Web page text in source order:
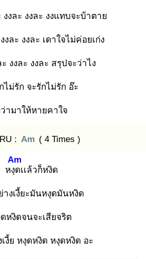
งงละ งงละ งงแทบจะบ้าตาย
งละ งงละ เดาใจไม่ค่อยเก่ง
ะ งงละ งงละ สรุปจะว่าไง
ไม่รัก จะรักไม่รัก อ๊ะ
ามาให้หายคาใจ
: Am ( 4 Times )
หงุด
Am
เเล้วก็หงิด
างเงี้ยะมันหงุดมันหงิด
หงิดจนจะเสียจริต
เงี้ย หงุดหงิด หงุดหงิด อะ